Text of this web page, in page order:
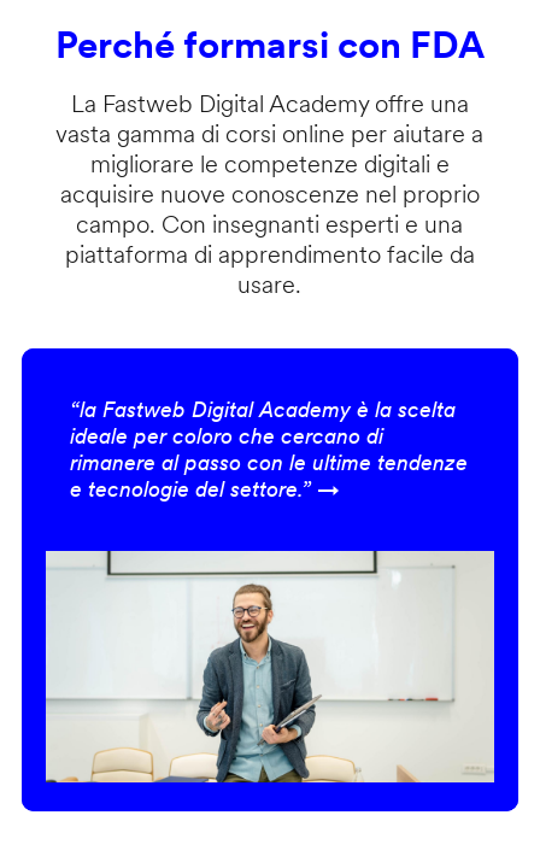
Perché formarsi con FDA
La Fastweb Digital Academy offre una
vasta gamma di corsi online per aiutare a
migliorare le competenze digitali e
acquisire nuove conoscenze nel proprio
campo. Con insegnanti esperti e una
piattaforma di apprendimento facile da
usare.
“la Fastweb Digital Academy è la scelta
ideale per coloro che cercano di
rimanere al passo con le ultime tendenze
e tecnologie del settore.” →